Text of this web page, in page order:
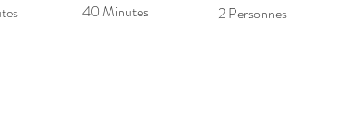
40 Minutes 2 Personnes